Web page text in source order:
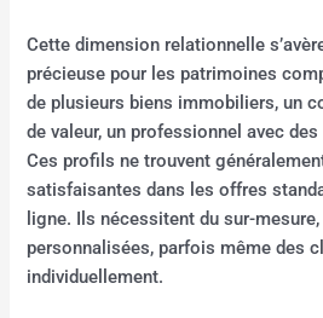
Cette dimension relationnelle
précieuse pour les patrimoines
de plusieurs biens immobiliers, un
de valeur, un professionnel avec
Ces profils ne trouvent
satisfaisantes dans les offres
ligne. Ils nécessitent du sur-
personnalisées, parfois même des
individuellement.